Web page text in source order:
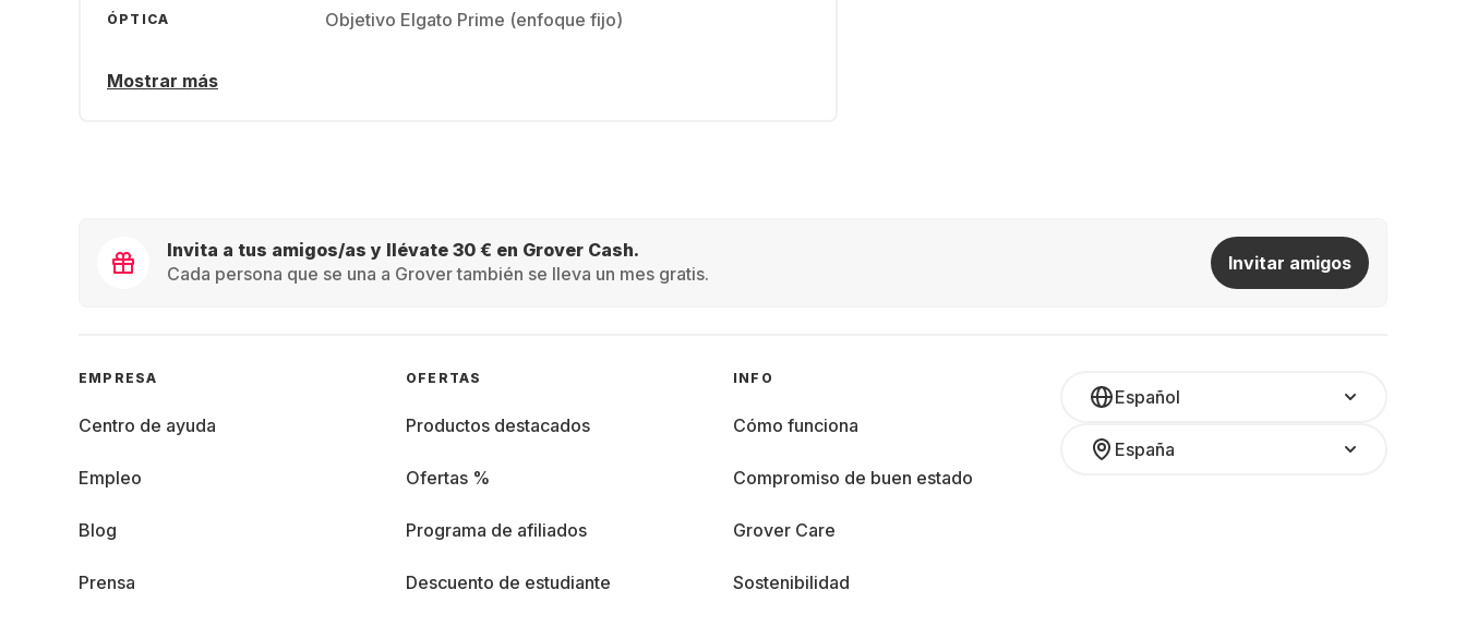
ÓPTICA Objetivo Elgato Prime (enfoque fijo)
Mostrar más
Invita a tus amigos/as y llévate 30 € en Grover Cash.
Cada persona que se una a Grover también se lleva un mes gratis.
Invitar amigos
Español
España
EMPRESA
Centro de ayuda
Empleo
Blog
Prensa
OFERTAS
Productos destacados
Ofertas %
Programa de afiliados
Descuento de estudiante
INFO
Cómo funciona
Compromiso de buen estado
Grover Care
Sostenibilidad